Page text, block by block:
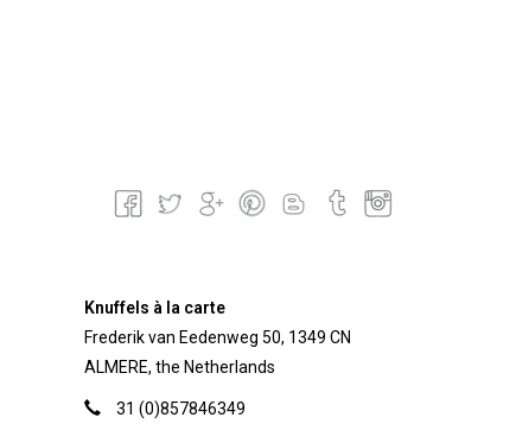
Knuffels à la carte
Frederik van Eedenweg 50, 1349 CN
ALMERE, the Netherlands
31 (0)857846349